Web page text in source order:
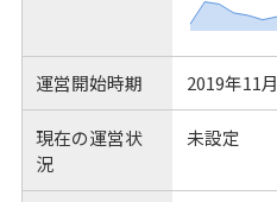
運営開始時期 2019年11月
現在の運営状
況
未設定